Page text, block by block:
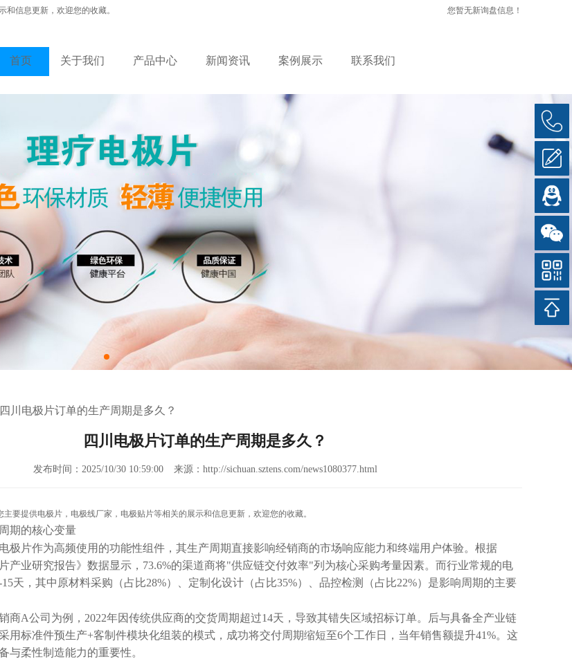
和信息更新，欢迎您的收藏。 您暂无新询盘信息！
首页 关于我们 产品中心 新闻资讯 案例展示 联系我们
四川电极片订单的生产周期是多久？
四川电极片订单的生产周期是多久？
发布时间：2025/10/30 10:59:00 来源：http://sichuan.sztens.com/news1080377.html
主要提供电极片 ，电极线厂家，电极贴片等相关的展示和信息更新，欢迎您的收藏。
期的核心变量
极片作为高频使用的功能性组件，其生产周期直接影响经销商的市场响应能力和终端用户体验。根据
产业研究报告》数据显示，73.6%的渠道商将"供应链交付效率"列为核心采购考量因素。而行业常规的电
天，其中原材料采购（占比28%）、定制化设计（占比35%）、品控检测（占比22%）是影响周期的主要
商A公司为例，2022年因传统供应商的交货周期超过14天，导致其错失区域招标订单。后与具备全产业链
用标准件预生产+客制件模块化组装的模式，成功将交付周期缩短至6个工作日，当年销售额提升41%。这
与柔性制造能力的重要性。